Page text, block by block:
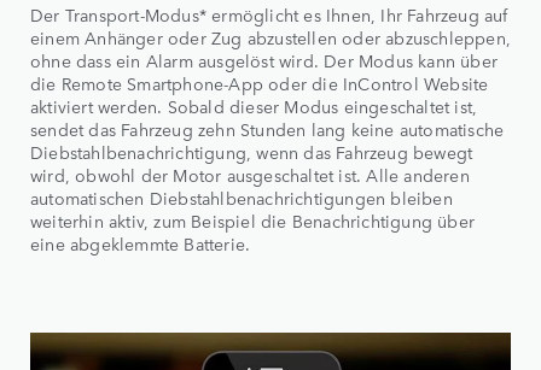
Der Transport-Modus* ermöglicht es Ihnen, Ihr Fahrzeug auf
einem Anhänger oder Zug abzustellen oder abzuschleppen,
ohne dass ein Alarm ausgelöst wird. Der Modus kann über
die Remote Smartphone-App oder die InControl Website
aktiviert werden. Sobald dieser Modus eingeschaltet ist,
sendet das Fahrzeug zehn Stunden lang keine automatische
Diebstahlbenachrichtigung, wenn das Fahrzeug bewegt
wird, obwohl der Motor ausgeschaltet ist. Alle anderen
automatischen Diebstahlbenachrichtigungen bleiben
weiterhin aktiv, zum Beispiel die Benachrichtigung über
eine abgeklemmte Batterie.